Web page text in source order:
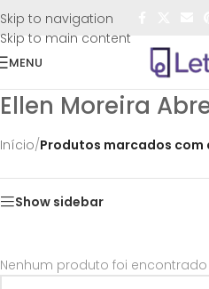
Skip to navigation
Skip to main content
FRETE GRÁTIS
MENU
Ellen Moreira
Início/Produtos marcados com
Show sidebar
Nenhum produto foi